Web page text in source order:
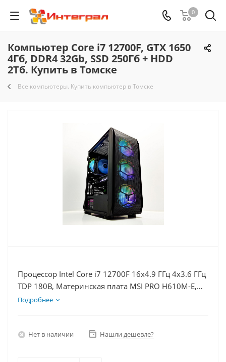
0
Компьютер Core i7 12700F, GTX 1650
4Гб, DDR4 32Gb, SSD 250Гб + HDD
2Тб. Купить в Томске
Все компьютеры. Купить компьютер в Томске
Процессор Intel Core i7 12700F 16x4.9 ГГц 4x3.6 ГГц
TDP 180В, Материнская плата MSI PRO H610M-E,
Видеокарта GTX 1650 4Гб, Память DDR4 32Gb,
Подробнее
Нет в наличии Нашли дешевле?